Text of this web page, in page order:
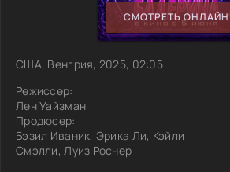
СМОТРЕТЬ ОНЛАЙН
США, Венгрия, 2025, 02:05
Режиссер:
Лен Уайзман
Продюсер:
Бэзил Иваник, Эрика Ли, Кэйли
Смэлли, Луиз Роснер